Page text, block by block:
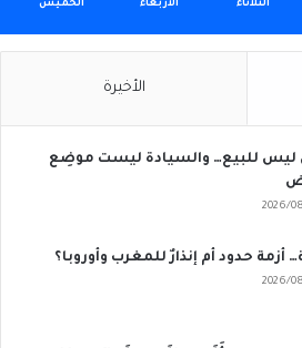
الثلاثاء الأربعاء الخميس
الأخيرة
ليس للبيع… والسيادة ليست موضِع
2026/
أزمة حدود أم إنذارٌ للمغرب وأوروبا؟
2026/